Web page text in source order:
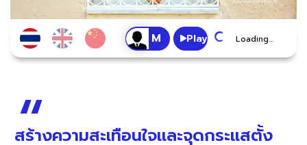
Play Loading...
สร้างความสะเทือนใจและจุดกระแสตั้ง